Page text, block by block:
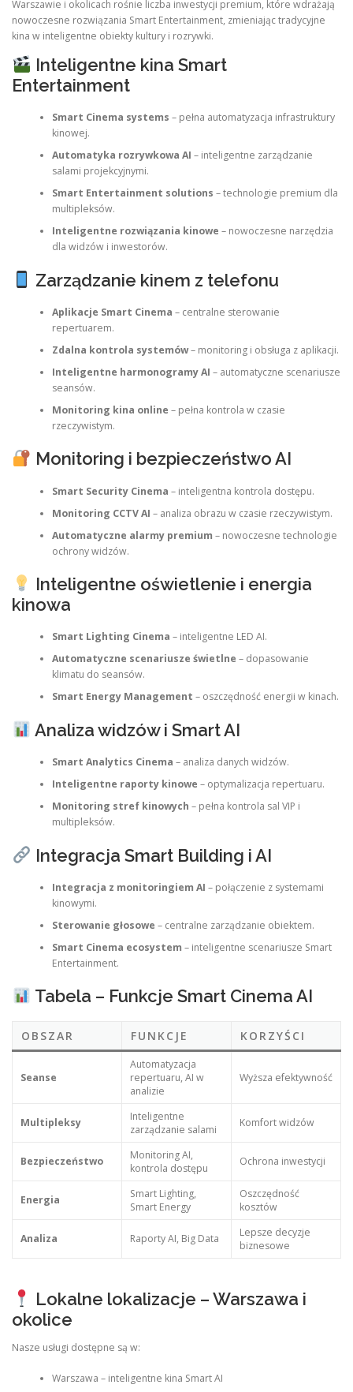
Warszawie i okolicach rośnie liczba inwestycji premium, które wdrażają
nowoczesne rozwiązania Smart Entertainment, zmieniając tradycyjne
kina w inteligentne obiekty kultury i rozrywki.
Inteligentne kina Smart
Entertainment
Smart Cinema systems – pełna automatyzacja infrastruktury
kinowej.
Automatyka rozrywkowa AI – inteligentne zarządzanie
salami projekcyjnymi.
Smart Entertainment solutions – technologie premium dla
multipleksów.
Inteligentne rozwiązania kinowe – nowoczesne narzędzia
dla widzów i inwestorów.
Zarządzanie kinem z telefonu
Aplikacje Smart Cinema – centralne sterowanie
repertuarem.
Zdalna kontrola systemów– monitoring i obsługa z aplikacji.
Inteligentne harmonogramy AI – automatyczne scenariusze
seansów.
Monitoring kina online – pełna kontrola w czasie
rzeczywistym.
Monitoring i bezpieczeństwo AI
Smart Security Cinema – inteligentna kontrola dostępu.
Monitoring CCTV AI – analiza obrazu w czasie rzeczywistym.
Automatyczne alarmy premium – nowoczesne technologie
ochrony widzów.
Inteligentne oświetlenie i energia
kinowa
Smart Lighting Cinema – inteligentne LED AI.
Automatyczne scenariusze świetlne – dopasowanie
klimatu do seansów.
Smart Energy Management – oszczędność energii w kinach.
Analiza widzów i Smart AI
Smart Analytics Cinema – analiza danych widzów.
Inteligentne raporty kinowe – optymalizacja repertuaru.
Monitoring stref kinowych – pełna kontrola sal VIP i
multipleksów.
Integracja Smart Building i AI
Integracja z monitoringiem AI – połączenie z systemami
kinowymi.
Sterowanie głosowe – centralne zarządzanie obiektem.
Smart Cinema ecosystem – inteligentne scenariusze Smart
Entertainment.
Tabela – Funkcje Smart Cinema AI
OBSZAR FUNKCJE KORZYŚCI
Seanse
Automatyzacja
repertuaru, AI w
analizie
Wyższa efektywność
Multipleksy
Inteligentne
zarządzanie salami
Komfort widzów
Bezpieczeństwo
Monitoring AI,
kontrola dostępu
Ochrona inwestycji
Energia
Smart Lighting,
Smart Energy
Oszczędność
kosztów
Analiza Raporty AI, Big Data
Lepsze decyzje
biznesowe
Lokalne lokalizacje – Warszawa i
okolice
Nasze usługi dostępne są w:
Warszawa – inteligentne kina Smart AI